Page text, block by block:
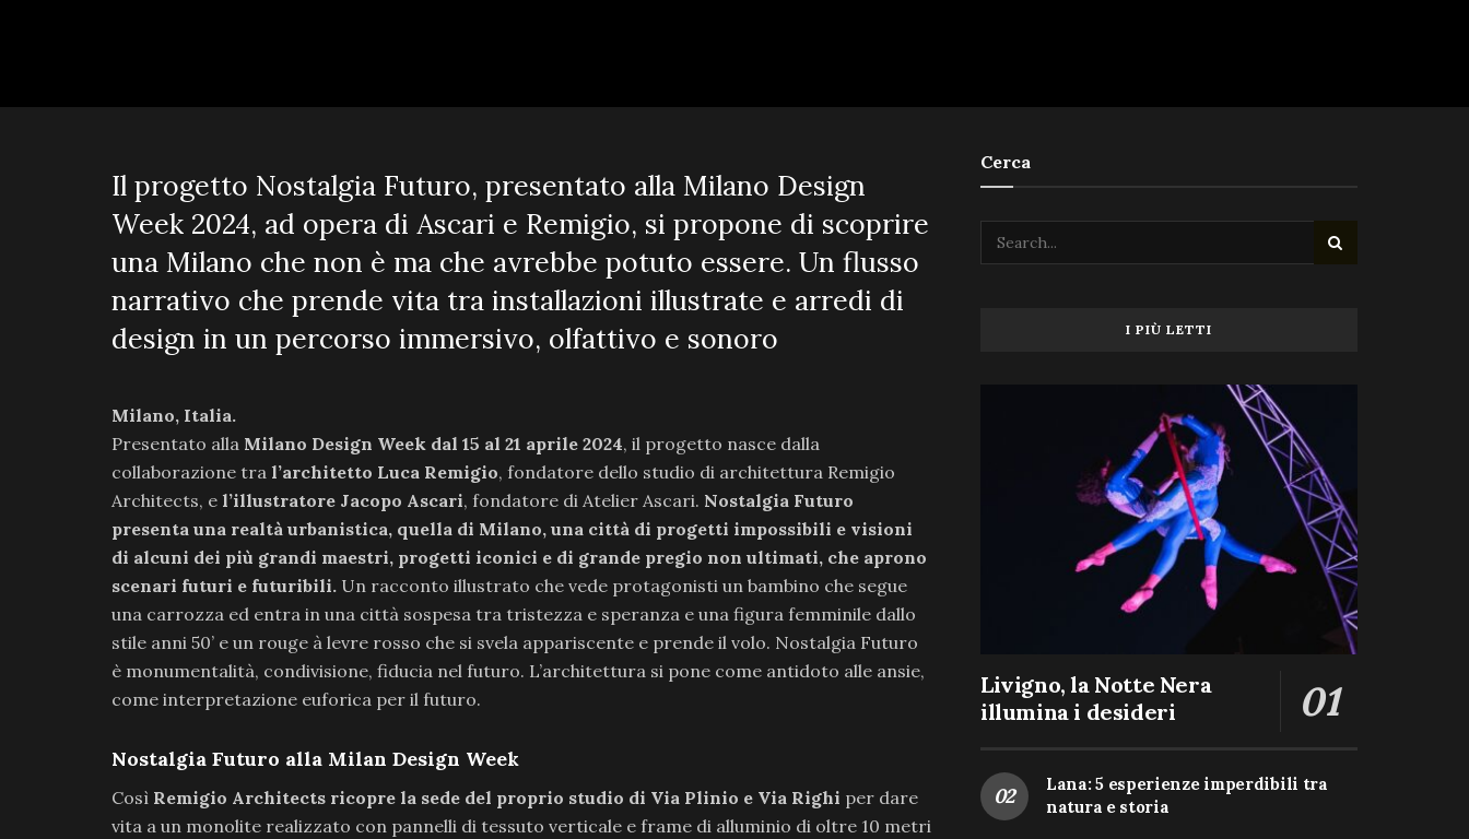
Il progetto Nostalgia Futuro, presentato alla Milano Design
Week 2024, ad opera di Ascari e Remigio, si propone di scoprire
una Milano che non è ma che avrebbe potuto essere. Un flusso
narrativo che prende vita tra installazioni illustrate e arredi di
design in un percorso immersivo, olfattivo e sonoro
Milano, Italia.
Presentato alla Milano Design Week dal 15 al 21 aprile 2024, il progetto nasce dalla
collaborazione tra l’architetto Luca Remigio, fondatore dello studio di architettura Remigio
Architects, e l’illustratore Jacopo Ascari, fondatore di Atelier Ascari. Nostalgia Futuro
presenta una realtà urbanistica, quella di Milano, una città di progetti impossibili e visioni
di alcuni dei più grandi maestri, progetti iconici e di grande pregio non ultimati, che aprono
scenari futuri e futuribili. Un racconto illustrato che vede protagonisti un bambino che segue
una carrozza ed entra in una città sospesa tra tristezza e speranza e una figura femminile dallo
stile anni 50’ e un rouge à levre rosso che si svela appariscente e prende il volo. Nostalgia Futuro
è monumentalità, condivisione, fiducia nel futuro. L’architettura si pone come antidoto alle ansie,
come interpretazione euforica per il futuro.
Nostalgia Futuro alla Milan Design Week
Così Remigio Architects ricopre la sede del proprio studio di Via Plinio e Via Righi per dare
vita a un monolite realizzato con pannelli di tessuto verticale e frame di alluminio di oltre 10 metri
Cerca
I PIÙ LETTI
Livigno, la Notte Nera
illumina i desideri
Lana: 5 esperienze imperdibili tra
natura e storia